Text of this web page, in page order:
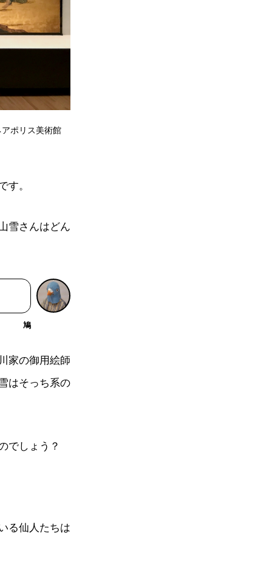
ポリス美術館
す。
雪さんはどん
鳩
家の御用絵師
はそっち系の
でしょう？
る仙人たちは